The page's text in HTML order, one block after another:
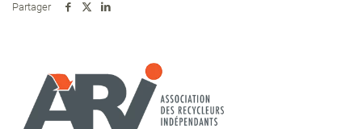
Partager